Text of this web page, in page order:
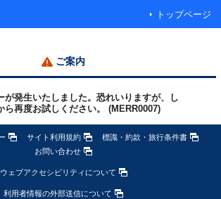
トップページ
ご案内
が発生いたしました。恐れいりますが、し
ら再度お試しください。 (MERR0007)
サイト利用規約
標識・約款・旅行条件書
お問い合わせ
ウェブアクセシビリティについて
利用者情報の外部送信について